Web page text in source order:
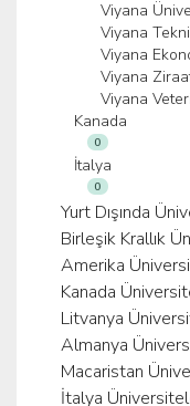
Viyana
Viyana
Viyana
Viyana
Viyana
Kanada
0
İtalya
0
Yurt Dışında
Birleşik Krallık
Amerika
Kanada
Litvanya
Almanya
Macaristan
İtalya